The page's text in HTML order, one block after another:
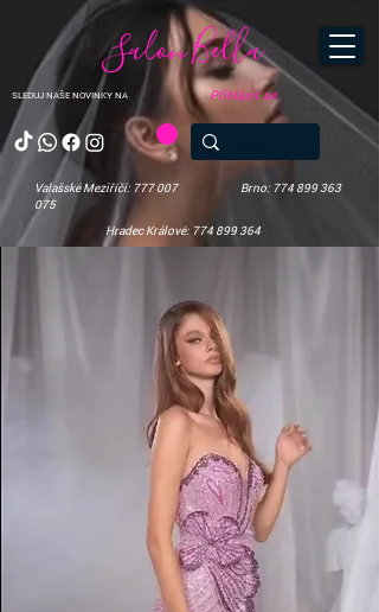
SLEDUJ NAŠE NOVINKY NA
Salon Bella
Valašské Meziříčí: 777 007
075
Brno: 774 899 363
Hradec Králové: 774 899 364
Přihlásit se